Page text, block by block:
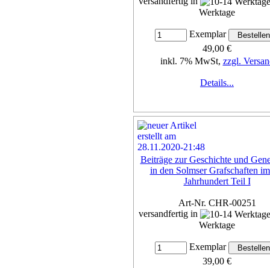
Werktage
Exemplar
49,00 €
inkl. 7% MwSt, zzgl.
Details...
Beiträge zur Geschichte und
in den Solmser Grafschaften
Jahrhundert Teil I
Art-Nr. CHR-00251
versandfertig in
Werktage
Exemplar
39,00 €